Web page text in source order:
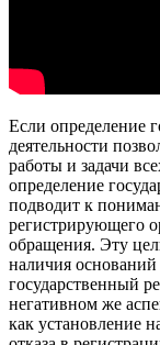
Если определение
деятельности
работы и задачи
определение
подводит к
регистрирующего
обращения. Эту
наличия оснований
государственный
негативном же
как установление